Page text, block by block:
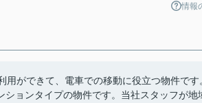
情報
ができて、電車での移動に役立つ物件です
ョンタイプの物件です。当社スタッフが地